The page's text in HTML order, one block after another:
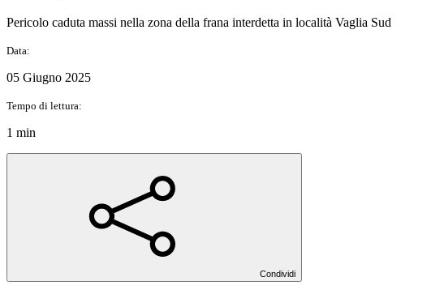
Pericolo caduta massi nella zona della frana interdetta in località Vaglia Sud
Data:
05 Giugno 2025
Tempo di lettura:
1 min
Condividi